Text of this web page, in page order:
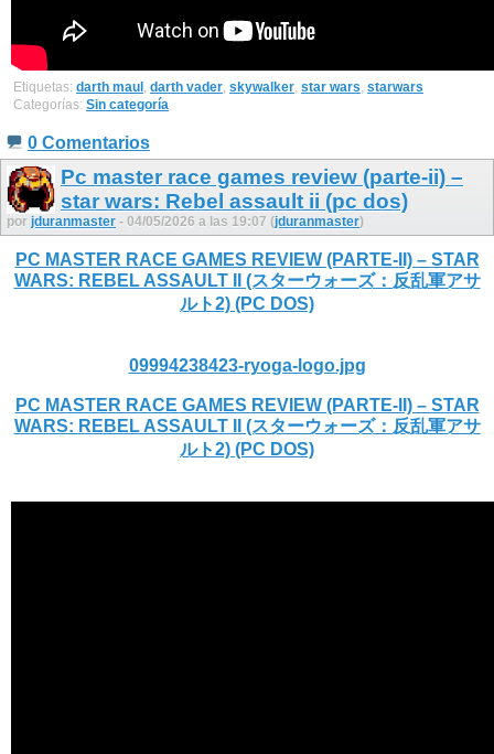
Etiquetas: darth maul darth vader skywalker star wars starwars
Categorías: Sin categoría
0 Comentarios
Pc master race games review (parte-ii) –
star wars: Rebel assault ii (pc dos)
por jduranmaster - 04/05/2026 a las 19:07 (jduranmaster)
PC MASTER RACE GAMES REVIEW (PARTE-II) – STAR
WARS: REBEL ASSAULT II (スターウォーズ：反乱軍アサ
ルト2) (PC DOS)
09994238423-ryoga-logo.jpg
PC MASTER RACE GAMES REVIEW (PARTE-II) – STAR
WARS: REBEL ASSAULT II (スターウォーズ：反乱軍アサ
ルト2) (PC DOS)